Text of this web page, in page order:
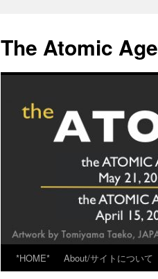
content
The Atomic Age
*HOME* About/サイトについて